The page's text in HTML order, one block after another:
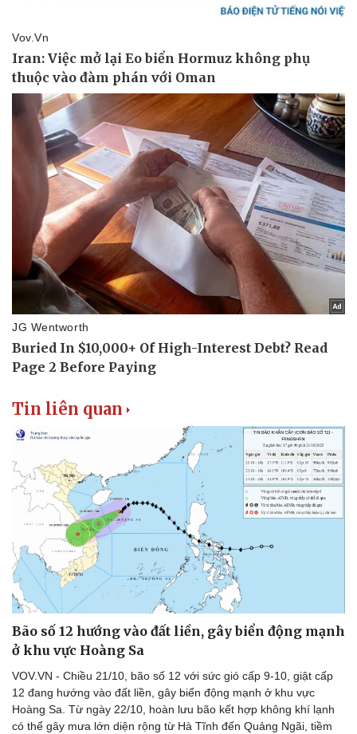
Tin liên quan
Bão số 12 hướng vào đất liền, gây biển động mạnh
ở khu vực Hoàng Sa
VOV.VN - Chiều 21/10, bão số 12 với sức gió cấp 9-10, giật cấp
12 đang hướng vào đất liền, gây biển động mạnh ở khu vực
Hoàng Sa. Từ ngày 22/10, hoàn lưu bão kết hợp không khí lạnh
có thể gây mưa lớn diện rộng từ Hà Tĩnh đến Quảng Ngãi, tiềm